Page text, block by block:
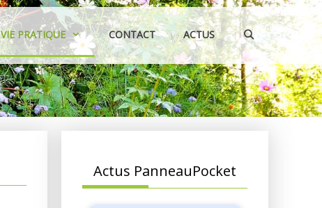
VIE PRATIQUE CONTACT ACTUS
Actus PanneauPocket